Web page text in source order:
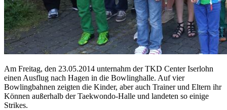
Am Freitag, den 23.05.2014 unternahm der TKD Center Iserlohn
einen Ausflug nach Hagen in die Bowlinghalle. Auf vier
Bowlingbahnen zeigten die Kinder, aber auch Trainer und Eltern ihr
Können außerhalb der Taekwondo-Halle und landeten so einige
Strikes.